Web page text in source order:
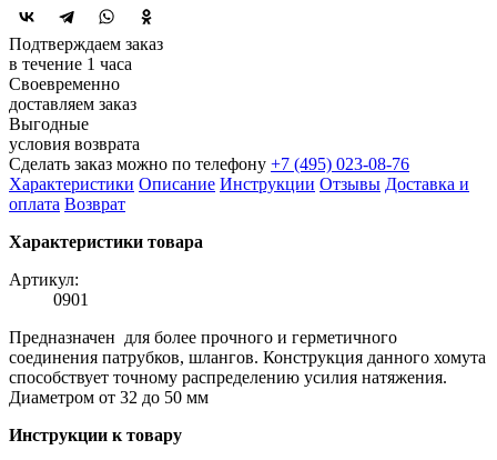
Подтверждаем заказ
в течение 1 часа
Своевременно
доставляем заказ
Выгодные
условия возврата
Сделать заказ можно по телефону +7 (495) 023-08-76
Характеристики Описание Инструкции Отзывы Доставка и
оплата Возврат
Характеристики товара
Артикул:
0901
Предназначен для более прочного и герметичного
соединения патрубков, шлангов. Конструкция данного хомута
способствует точному распределению усилия натяжения.
Диаметром от 32 до 50 мм
Инструкции к товару